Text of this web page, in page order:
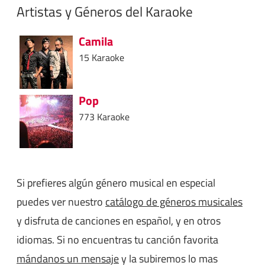
Artistas y Géneros del Karaoke
Camila
15 Karaoke
Pop
773 Karaoke
Si prefieres algún género musical en especial
puedes ver nuestro catálogo de géneros musicales
y disfruta de canciones en español, y en otros
idiomas. Si no encuentras tu canción favorita
mándanos un mensajey la subiremos lo mas